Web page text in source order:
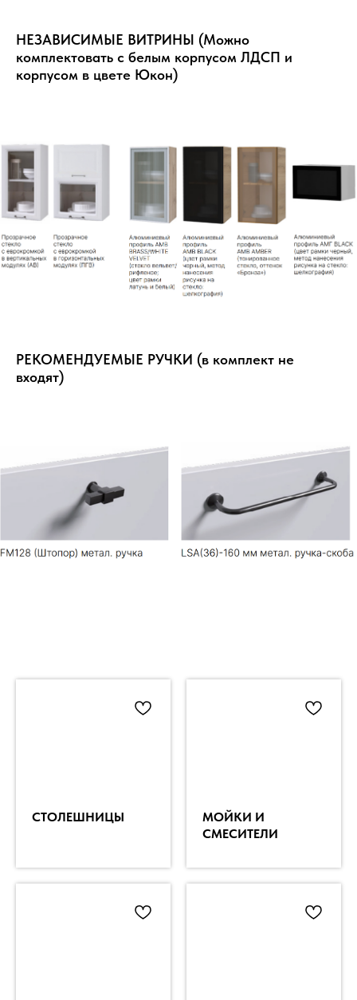
НЕЗАВИСИМЫЕ ВИТРИНЫ (Можно
комплектовать с белым корпусом ЛДСП и
корпусом в цвете Юкон)
РЕКОМЕНДУЕМЫЕ РУЧКИ (в комплект не
входят)
СТОЛЕШНИЦЫ
МОЙКИ И
СМЕСИТЕЛИ